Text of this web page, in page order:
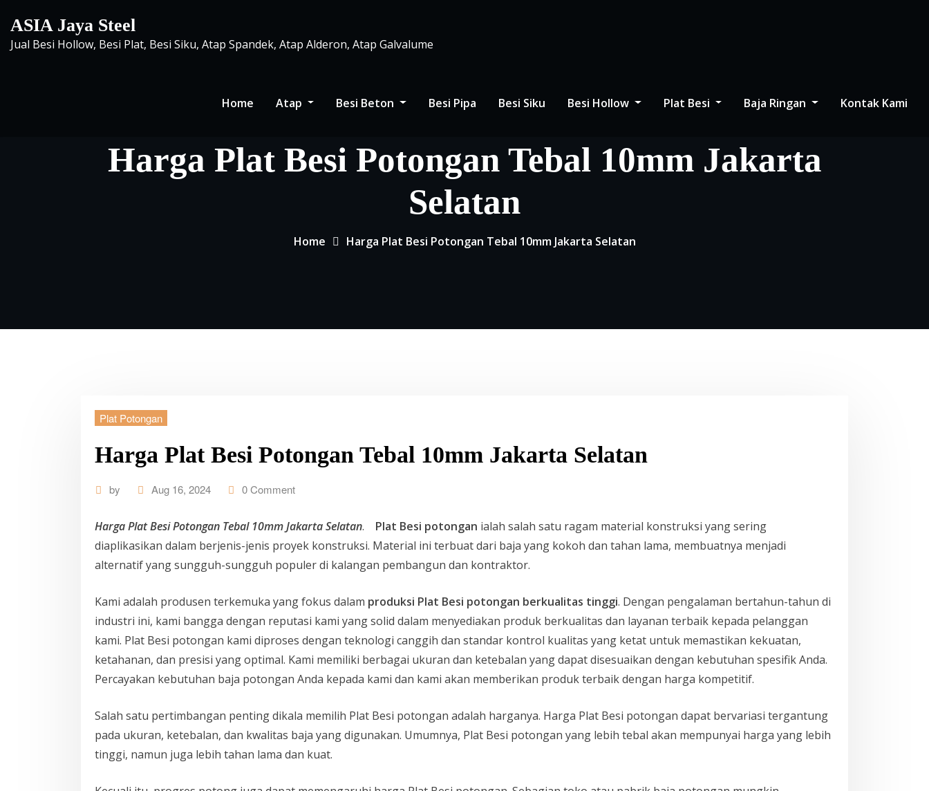
content
ASIA Jaya Steel
Jual Besi Hollow, Besi Plat, Besi Siku, Atap Spandek, Atap Alderon, Atap Galvalume
Home Atap Besi Beton Besi Pipa Besi Siku Besi Hollow Plat Besi Baja Ringan Kontak Kami
Harga Plat Besi Potongan Tebal 10mm Jakarta
Selatan
Home Harga Plat Besi Potongan Tebal 10mm Jakarta Selatan
Plat Potongan
Harga Plat Besi Potongan Tebal 10mm Jakarta Selatan
by Aug 16, 2024 0 Comment
Harga Plat Besi Potongan Tebal 10mm Jakarta Selatan. Plat Besi potongan ialah salah satu ragam material konstruksi yang sering
diaplikasikan dalam berjenis-jenis proyek konstruksi. Material ini terbuat dari baja yang kokoh dan tahan lama, membuatnya menjadi
alternatif yang sungguh-sungguh populer di kalangan pembangun dan kontraktor.
Kami adalah produsen terkemuka yang fokus dalam produksi Plat Besi potongan berkualitas tinggi. Dengan pengalaman bertahun-tahun di
industri ini, kami bangga dengan reputasi kami yang solid dalam menyediakan produk berkualitas dan layanan terbaik kepada pelanggan
kami. Plat Besi potongan kami diproses dengan teknologi canggih dan standar kontrol kualitas yang ketat untuk memastikan kekuatan,
ketahanan, dan presisi yang optimal. Kami memiliki berbagai ukuran dan ketebalan yang dapat disesuaikan dengan kebutuhan spesifik Anda.
Percayakan kebutuhan baja potongan Anda kepada kami dan kami akan memberikan produk terbaik dengan harga kompetitif.
Salah satu pertimbangan penting dikala memilih Plat Besi potongan adalah harganya. Harga Plat Besi potongan dapat bervariasi tergantung
pada ukuran, ketebalan, dan kwalitas baja yang digunakan. Umumnya, Plat Besi potongan yang lebih tebal akan mempunyai harga yang lebih
tinggi, namun juga lebih tahan lama dan kuat.